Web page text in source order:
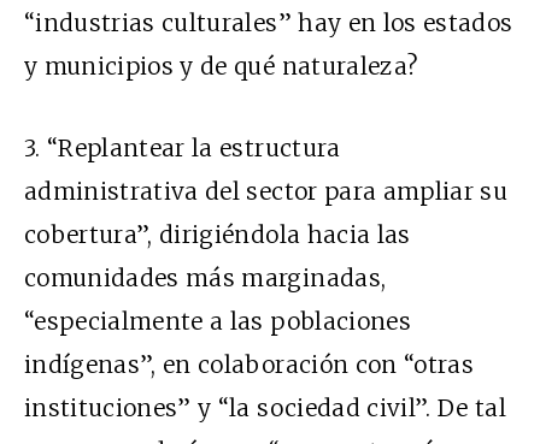
“industrias culturales” hay en los estados
y municipios y de qué naturaleza?
3. “Replantear la estructura
administrativa del sector para ampliar su
cobertura”, dirigiéndola hacia las
comunidades más marginadas,
“especialmente a las poblaciones
indígenas”, en colaboración con “otras
instituciones” y “la sociedad civil”. De tal